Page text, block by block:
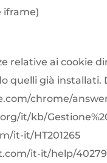
iframe)
relative ai cookie
quelli già
chrome/
it/kb/
it-it/HT201265
it-it/help/